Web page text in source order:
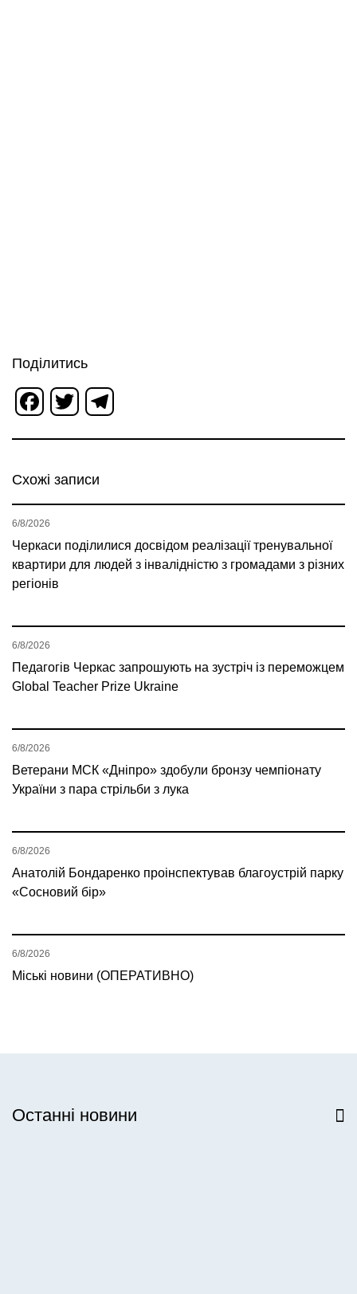
Поділитись
Facebook
Twitter
Схожі записи
Черкаси поділилися досвідом реалізації тренувальної
квартири для людей з інвалідністю з громадами з різних
регіонів
6/8/2026
Педагогів Черкас запрошують на зустріч із переможцем
Global Teacher Prize Ukraine
6/8/2026
Ветерани МСК «Дніпро» здобули бронзу чемпіонату
України з пара стрільби з лука
6/8/2026
Анатолій Бондаренко проінспектував благоустрій парку
«Сосновий бір»
6/8/2026
Міські новини (ОПЕРАТИВНО)
6/8/2026
Останні новини